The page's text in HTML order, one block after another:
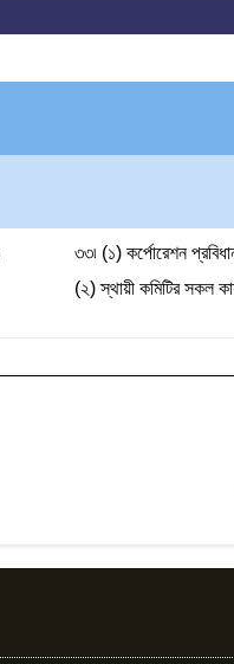
৩৩৷ (১) কর্পোরেশন প্রবিধান
(২) স্থায়ী কমিটির সকল